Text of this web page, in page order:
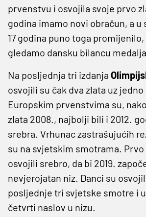
prvenstvu i osvojila svoje prvo
godina imamo novi obračun, a
17 godina puno toga
gledamo dansku bilancu medalja.
Na posljednja tri izdanja
osvojili su čak dva zlata uz
Europskim prvenstvima su,
zlata 2008., najbolji bili i 2012.
srebra. Vrhunac zastrašujućih
su na svjetskim smotrama. Prvo
osvojili srebro, da bi 2019.
nevjerojatan niz. Danci su
posljednje tri svjetske smotre i
četvrti naslov u nizu.